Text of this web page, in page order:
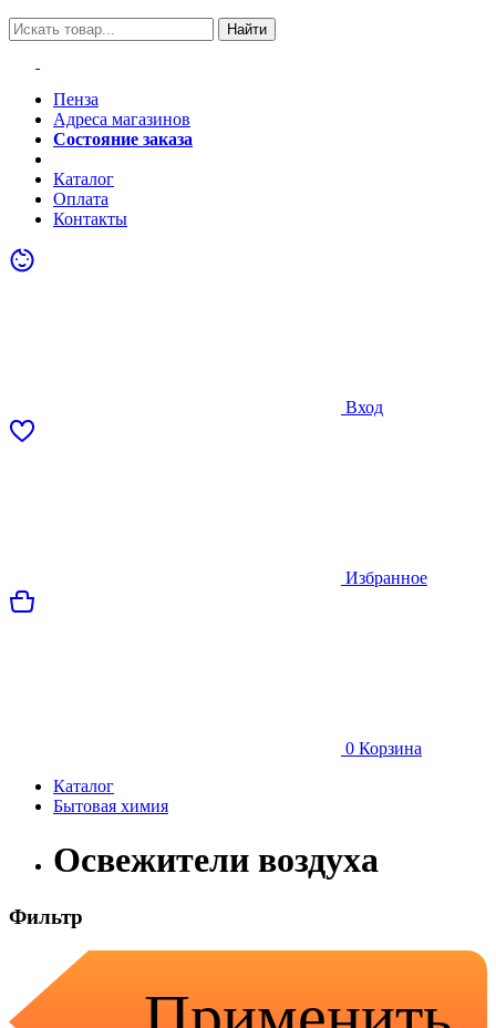
Найти
Пенза
Адреса магазинов
Состояние заказа
Каталог
Оплата
Контакты
Вход
Избранное
0 Корзина
Каталог
Бытовая химия
Освежители воздуха
Фильтр